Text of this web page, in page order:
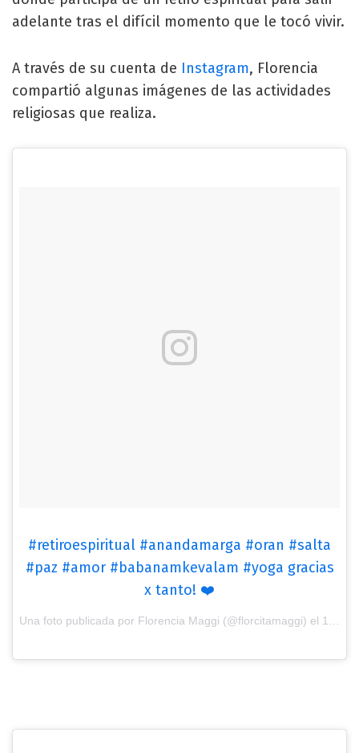
adelante tras el difícil momento que le tocó vivir.
A través de su cuenta de Instagram, Florencia
compartió algunas imágenes de las actividades
religiosas que realiza.
#retiroespiritual #anandamarga #oran #salta
#paz #amor #babanamkevalam #yoga gracias
x tanto! ❤️
Una foto publicada por Florencia Maggi (@florcitamaggi) el 15 de Ago de 2016 a la(s) 12:40 PDT